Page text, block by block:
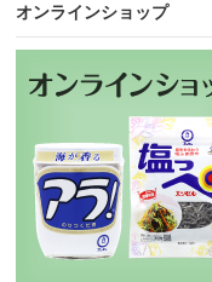
オンラインショップ